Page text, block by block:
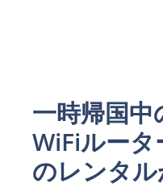
一時帰国
WiFiルー
のレンタル